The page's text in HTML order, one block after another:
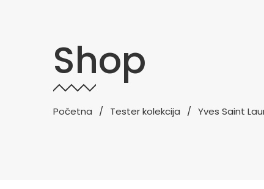
Shop
Početna Tester kolekcija Yves Saint